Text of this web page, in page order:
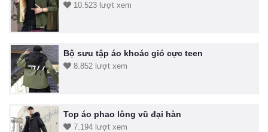
10.523 lượt xem
Bộ sưu tập áo khoác gió cực teen
8.852 lượt xem
Top áo phao lông vũ đại hàn
7.194 lượt xem